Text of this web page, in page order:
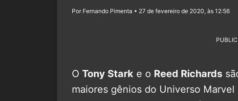
Por Fernando Pimenta • 27 de fevereiro de 2020, às 12:56
O Tony Stark e o Reed Richards
maiores gênios do Universo